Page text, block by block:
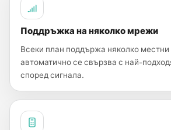
Поддръжка на няколко мрежи
Всеки план поддържа няколко местни
автоматично се свързва с най-
според сигнала.